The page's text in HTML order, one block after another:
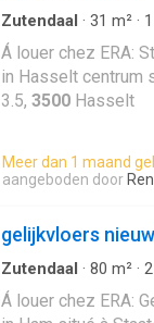
Zutendaal · 31 m² · 1
Á louer chez ERA:
in Hasselt centrum
3.5, 3500 Hasselt
Meer dan 1 maand
aangeboden door
gelijkvloers
Zutendaal · 80 m² · 2
Á louer chez ERA: